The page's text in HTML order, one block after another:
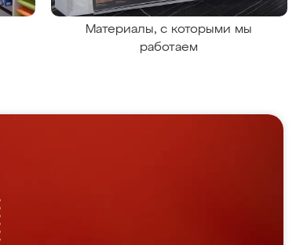
Материалы, с которыми мы
работаем